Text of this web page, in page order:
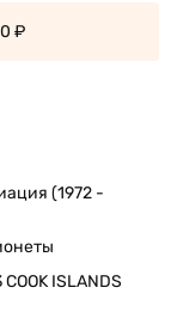
₽
(1972 -
ISLANDS